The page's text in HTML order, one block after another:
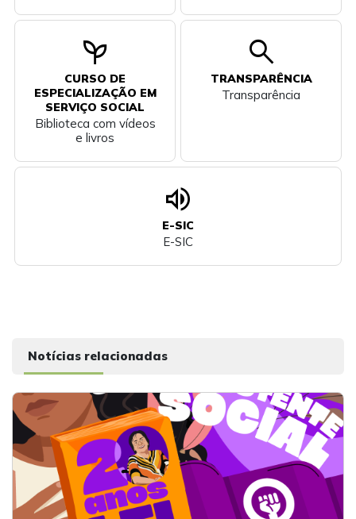
psychiatry
CURSO DE
ESPECIALIZAÇÃO EM
SERVIÇO SOCIAL
Biblioteca com vídeos
e livros
search
TRANSPARÊNCIA
Transparência
volume_up
E-SIC
E-SIC
Notícias relacionadas